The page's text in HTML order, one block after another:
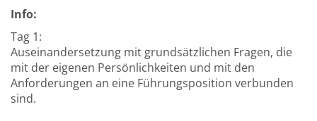
Info:
Tag 1:
Auseinandersetzung mit grundsätzlichen Fragen, die
mit der eigenen Persönlichkeiten und mit den
Anforderungen an eine Führungsposition verbunden
sind.